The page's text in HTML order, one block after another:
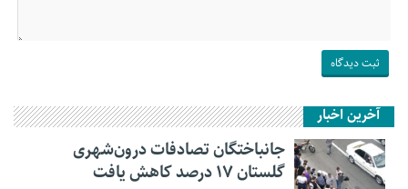
آخرین اخبار
جانباختگان تصادفات درون‌شهری
گلستان ۱۷ درصد کاهش یافت